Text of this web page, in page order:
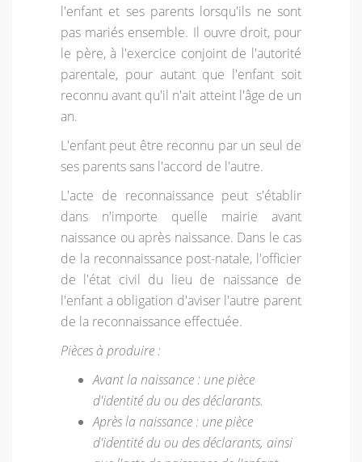
l'enfant et ses parents lorsqu'ils ne sont
pas mariés ensemble. Il ouvre droit, pour
le père, à l'exercice conjoint de l'autorité
parentale, pour autant que l'enfant soit
reconnu avant qu'il n'ait atteint l'âge de un
an.
L'enfant peut être reconnu par un seul de
ses parents sans l'accord de l'autre.
L'acte de reconnaissance peut s'établir
dans n'importe quelle mairie avant
naissance ou après naissance. Dans le cas
de la reconnaissance post-natale, l'officier
de l'état civil du lieu de naissance de
l'enfant a obligation d'aviser l'autre parent
de la reconnaissance effectuée.
Pièces à produire :
Avant la naissance : une pièce
d'identité du ou des déclarants.
Après la naissance : une pièce
d'identité du ou des déclarants, ainsi